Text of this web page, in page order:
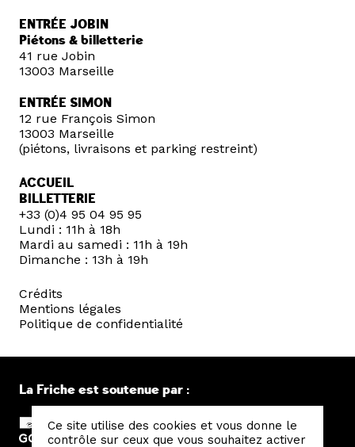
ENTRÉE JOBIN
Piétons & billetterie
41 rue Jobin
13003 Marseille
ENTRÉE SIMON
12 rue François Simon
13003 Marseille
(piétons, livraisons et parking restreint)
ACCUEIL
BILLETTERIE
+33 (0)4 95 04 95 95
Lundi : 11h à 18h
Mardi au samedi : 11h à 19h
Dimanche : 13h à 19h
Crédits
Mentions légales
Politique de confidentialité
La Friche est soutenue par :
Ce site utilise des cookies et vous donne le
contrôle sur ceux que vous souhaitez activer